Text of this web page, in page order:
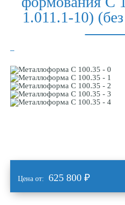
1.011.1-10)
Цена от: 625 800 ₽